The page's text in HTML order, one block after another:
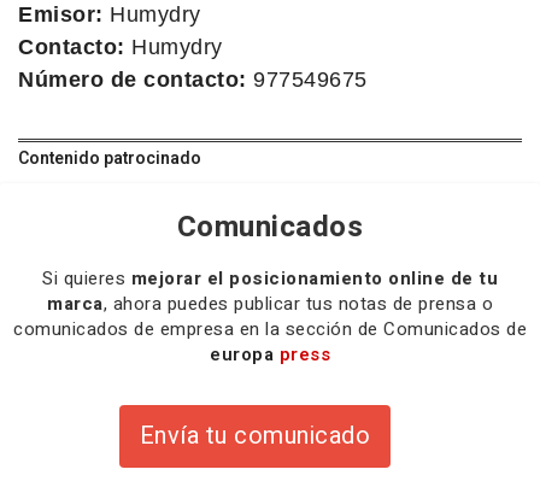
Emisor: Humydry
Contacto: Humydry
Número de contacto: 977549675
Contenido patrocinado
Comunicados
Si quieres mejorar el posicionamiento online de tu
marca, ahora puedes publicar tus notas de prensa o
comunicados de empresa en la sección de Comunicados de
europa press
Envía tu comunicado